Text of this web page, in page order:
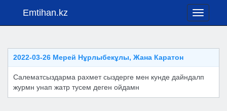
Emtihan.kz
Toggle
2022-03-26 Мерей Нұрлыбекұлы, Жана Каратон
Салематсыздарма рахмет сыздерге мен кунде дайндалп
журмн унап жатр тусем деген ойдамн